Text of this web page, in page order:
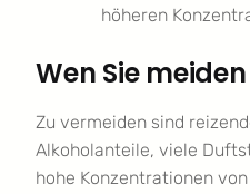
höheren
Wen Sie
Zu vermeiden sind
Alkoholanteile, viele
hohe Konzentrationen